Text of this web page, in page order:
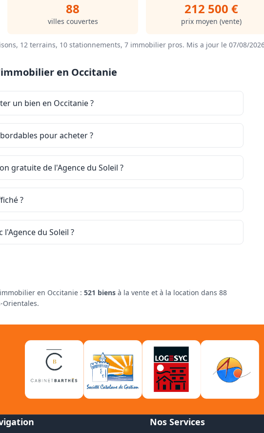
88
villes couvertes
212 500 €
prix moyen (vente)
12 terrains, 10 stationnements, 7 immobilier pros. Mis a jour le 07/08/
en Occitanie
un bien en Occitanie ?
pour acheter ?
gratuite de l'Agence du Soleil ?
?
l'Agence du Soleil ?
en Occitanie : 521 biens à la vente et à la location dans 88
Orientales.
Nos Services